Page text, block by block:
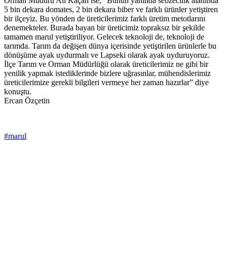
5 bin dekara domates, 2 bin dekara biber ve farklı ürünler yetiştiren
bir ilçeyiz. Bu yönden de üreticilerimiz farklı üretim metotlarını
denemekteler. Burada bayan bir üreticimiz topraksız bir şekilde
tamamen marul yetiştiriliyor. Gelecek teknoloji de, teknoloji de
tarımda. Tarım da değişen dünya içerisinde yetiştirilen ürünlerle bu
dönüşüme ayak uydurmalı ve Lapseki olarak ayak uyduruyoruz.
İlçe Tarım ve Orman Müdürlüğü olarak üreticilerimiz ne gibi bir
yenilik yapmak istediklerinde bizlere uğrasınlar, mühendislerimiz
üreticilerimize gerekli bilgileri vermeye her zaman hazırlar” diye
konuştu.
Ercan Özçetin
#marul